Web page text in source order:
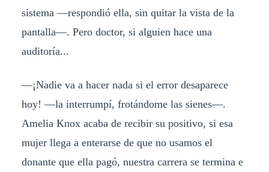
sistema —respondió ella, sin quitar la vista de la
pantalla—. Pero doctor, si alguien hace una
auditoría...
—¡Nadie va a hacer nada si el error desaparece
hoy! —la interrumpí, frotándome las sienes—.
Amelia Knox acaba de recibir su positivo, si esa
mujer llega a enterarse de que no usamos el
donante que ella pagó, nuestra carrera se termina e